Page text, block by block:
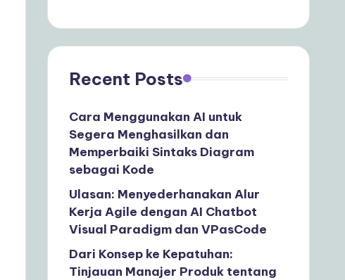
Recent Posts
Cara Menggunakan AI untuk
Segera Menghasilkan dan
Memperbaiki Sintaks Diagram
sebagai Kode
Ulasan: Menyederhanakan Alur
Kerja Agile dengan AI Chatbot
Visual Paradigm dan VPasCode
Dari Konsep ke Kepatuhan:
Tinjauan Manajer Produk tentang